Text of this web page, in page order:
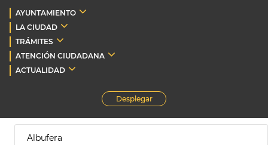
AYUNTAMIENTO
LA CIUDAD
TRÁMITES
ATENCIÓN CIUDADANA
ACTUALIDAD
Desplegar
Albufera